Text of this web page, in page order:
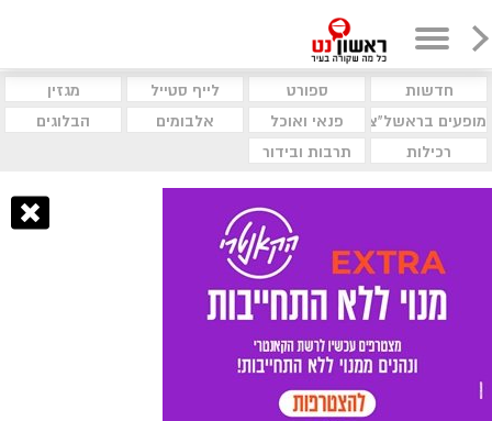
חדשות ספורט לייף סטייל
מגזין
מופעים בראשל"צ
פנאי ואוכל אלבומים
הבלוגים
רכילות
תרבות ובידור